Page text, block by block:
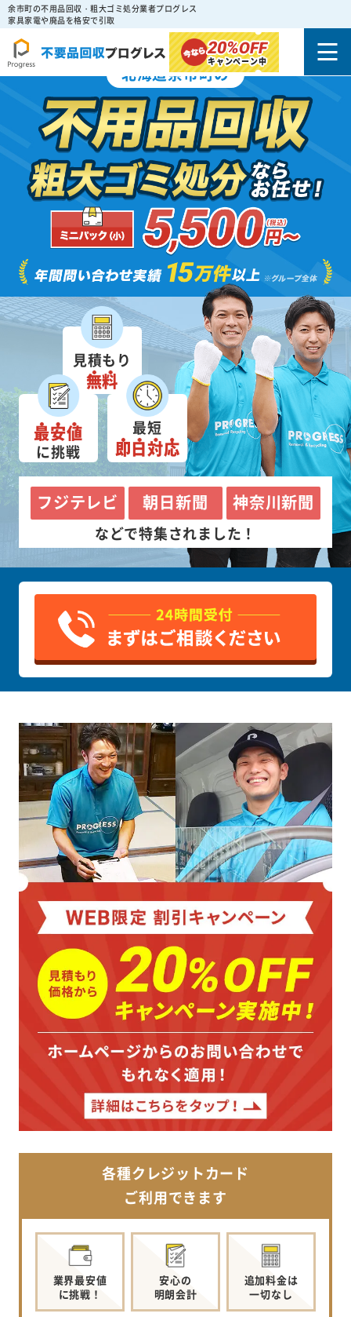
余市町の不用品回収・粗大ゴミ処分業者プログレス
家具家電や廃品を格安で引取
20%OFF
キャンペーン中
北海道余市町の
見積もり
無料
最安値
に挑戦
最短
即日対応
フジテレビ 朝日新聞 神奈川新聞
などで特集されました！
各種クレジットカード
ご利用できます
業界最安値
に挑戦！
安心の
明朗会計
追加料金は
一切なし